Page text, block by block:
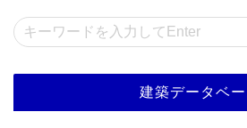
建築データベー